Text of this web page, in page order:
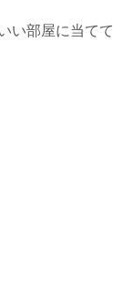
い部屋に当てて